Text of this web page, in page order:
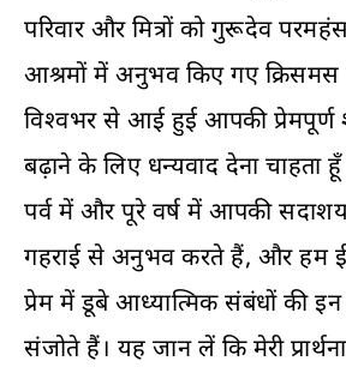
परिवार और मित्रों को गुरूदेव
आश्रमों में अनुभव किए गए
विश्वभर से आई हुई आपकी प्रेमपूर्ण
बढ़ाने के लिए धन्यवाद देना चाहता
पर्व में और पूरे वर्ष में आपकी
गहराई से अनुभव करते हैं, और हम
प्रेम में डूबे आध्यात्मिक संबंधों की इन
संजोते हैं। यह जान लें कि मेरी